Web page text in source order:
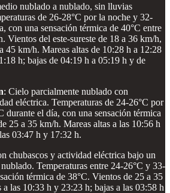
nublado a nublado, sin lluvias
de 26-28°C por la noche y 32-
con una sensación térmica de 40°C entre
Vientos del este-sureste de 18 a 36 km/h,
45 km/h. Mareas altas de 10:28 h a 12:28
h; bajas de 04:19 h a 05:19 h y de
: Cielo parcialmente nublado con
eléctrica. Temperaturas de 24-26°C por
durante el día, con una sensación térmica
25 a 35 km/h. Mareas altas a las 10:56 h
03:47 h y 17:32 h.
chubascos y actividad eléctrica bajo un
Temperaturas entre 24-26°C y 33-
térmica de 38°C. Vientos de 25 a 35
a las 10:33 h y 23:23 h; bajas a las 03:58 h